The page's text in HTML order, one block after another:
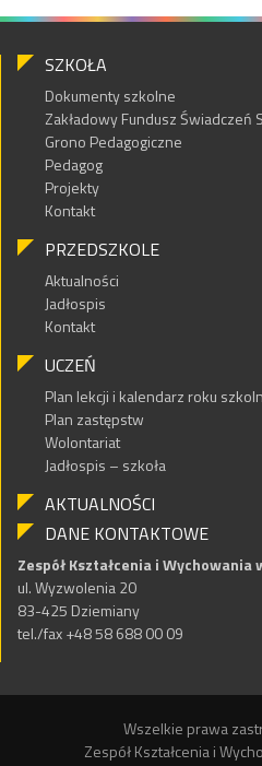
SZKOŁA
Dokumenty szkolne
Zakładowy Fundusz Świadczeń
Grono Pedagogiczne
Pedagog
Projekty
Kontakt
PRZEDSZKOLE
Aktualności
Jadłospis
Kontakt
UCZEŃ
Plan lekcji i kalendarz roku
Plan zastępstw
Wolontariat
Jadłospis – szkoła
AKTUALNOŚCI
DANE KONTAKTOWE
Zespół Kształcenia i Wychowania
ul. Wyzwolenia 20
83-425 Dziemiany
tel./fax +48 58 688 00 09
Wszelkie prawa
Zespół Kształcenia i